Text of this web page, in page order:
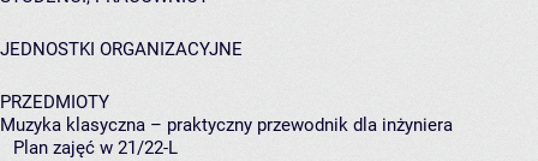
JEDNOSTKI ORGANIZACYJNE
PRZEDMIOTY
Muzyka klasyczna – praktyczny przewodnik dla inżyniera
Plan zajęć w 21/22-L